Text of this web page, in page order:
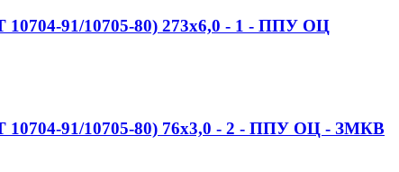
91/10705-80) 273x6,0 - 1 - ППУ ОЦ
91/10705-80) 76x3,0 - 2 - ППУ ОЦ - ЗМКВ